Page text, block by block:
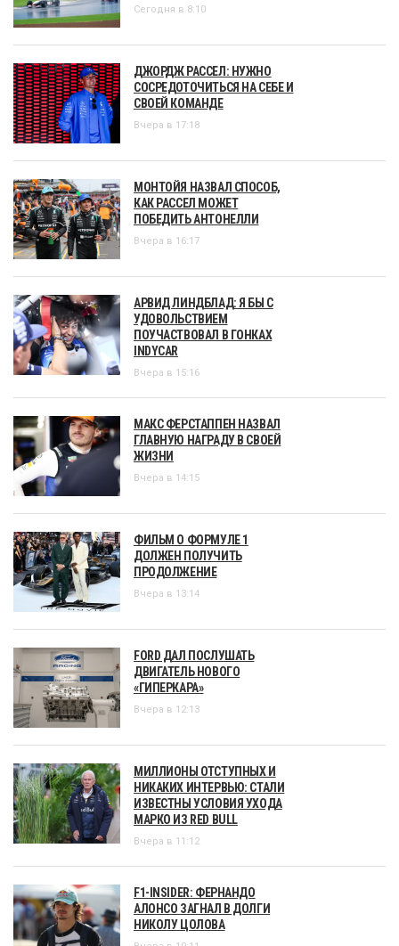
Сегодня в 8:10
ДЖОРДЖ РАССЕЛ: НУЖНО
СОСРЕДОТОЧИТЬСЯ НА СЕБЕ И
СВОЕЙ КОМАНДЕ
Вчера в 17:18
МОНТОЙЯ НАЗВАЛ СПОСОБ,
КАК РАССЕЛ МОЖЕТ
ПОБЕДИТЬ АНТОНЕЛЛИ
Вчера в 16:17
АРВИД ЛИНДБЛАД: Я БЫ С
УДОВОЛЬСТВИЕМ
ПОУЧАСТВОВАЛ В ГОНКАХ
INDYCAR
Вчера в 15:16
МАКС ФЕРСТАППЕН НАЗВАЛ
ГЛАВНУЮ НАГРАДУ В СВОЕЙ
ЖИЗНИ
Вчера в 14:15
ФИЛЬМ О ФОРМУЛЕ 1
ДОЛЖЕН ПОЛУЧИТЬ
ПРОДОЛЖЕНИЕ
Вчера в 13:14
FORD ДАЛ ПОСЛУШАТЬ
ДВИГАТЕЛЬ НОВОГО
«ГИПЕРКАРА»
Вчера в 12:13
МИЛЛИОНЫ ОТСТУПНЫХ И
НИКАКИХ ИНТЕРВЬЮ: СТАЛИ
ИЗВЕСТНЫ УСЛОВИЯ УХОДА
МАРКО ИЗ RED BULL
Вчера в 11:12
F1-INSIDER: ФЕРНАНДО
АЛОНСО ЗАГНАЛ В ДОЛГИ
НИКОЛУ ЦОЛОВА